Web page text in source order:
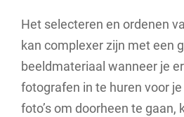
Het selecteren en ordenen
kan complexer zijn met een
beeldmateriaal wanneer je
fotografen in te huren voor
foto’s om doorheen te gaan,